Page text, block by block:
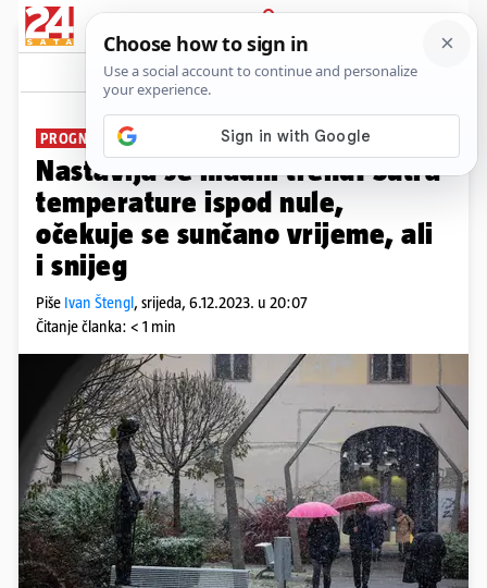
PRIJAVA
News Komentari
PROGNOZA ZA ČETVRTAK
Nastavlja se hladni trend: Sutra
temperature ispod nule,
očekuje se sunčano vrijeme, ali
i snijeg
Piše Ivan Štengl, srijeda, 6.12.2023. u 20:07
Čitanje članka: < 1 min